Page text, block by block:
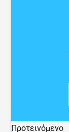
Προτεινόμενο